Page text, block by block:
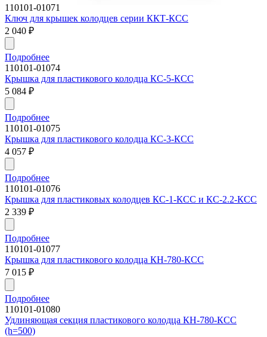
110101-01071
Ключ для крышек колодцев серии ККТ-КСС
2 040 ₽
Подробнее
110101-01074
Крышка для пластикового колодца КС-5-КСС
5 084 ₽
Подробнее
110101-01075
Крышка для пластикового колодца КС-3-КСС
4 057 ₽
Подробнее
110101-01076
Крышка для пластиковых колодцев КС-1-КСС и КС-2.2-КСС
2 339 ₽
Подробнее
110101-01077
Крышка для пластикового колодца КН-780-КСС
7 015 ₽
Подробнее
110101-01080
Удлиняющая секция пластикового колодца КН-780-КСС
(h=500)